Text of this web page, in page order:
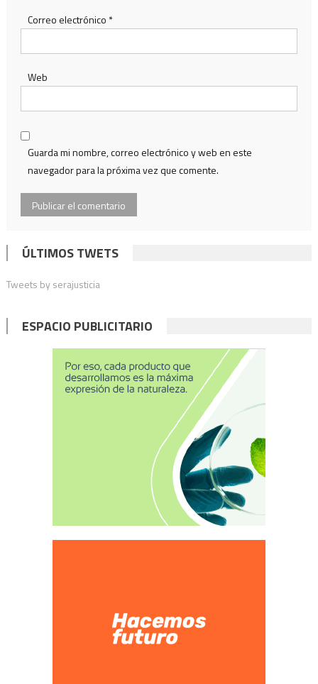
Correo electrónico *
Web
Guarda mi nombre, correo electrónico y web en este
navegador para la próxima vez que comente.
ÚLTIMOS TWETS
Tweets by serajusticia
ESPACIO PUBLICITARIO